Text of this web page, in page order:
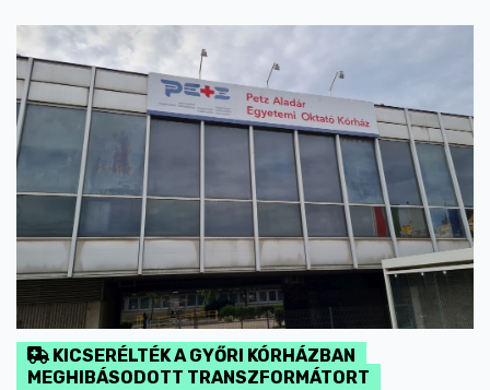
KICSERÉLTÉK A GYŐRI KÓRHÁZBAN
MEGHIBÁSODOTT TRANSZFORMÁTORT